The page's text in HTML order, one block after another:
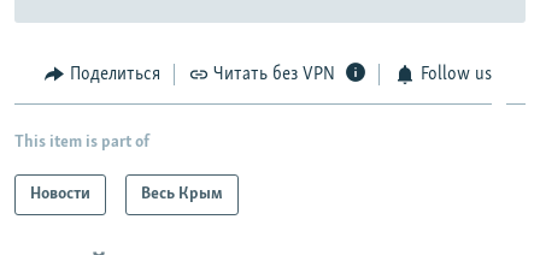
Поделиться Читать без VPN Follow us
This item is part of
Новости Весь Крым